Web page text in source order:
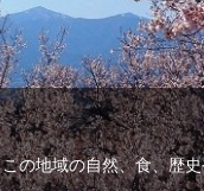
の地域の自然、食、歴